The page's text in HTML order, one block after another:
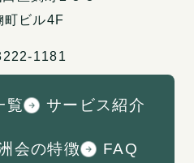
町ビル4F
1181
覧
サービス紹介
会の特徴
FAQ